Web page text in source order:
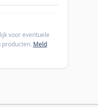
voor eventuele
producten. Meld